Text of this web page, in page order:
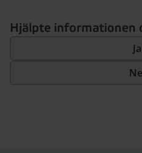
Hjälpte informationen
Ja